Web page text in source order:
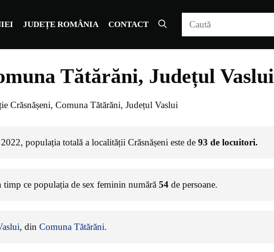
JUDEȚE ROMÂNIA CONTACT
Tătărăni, Județul Vaslui
Crăsnășeni, Comuna Tătărăni, Județul Vaslui
populația totală a localității Crăsnășeni este de 93 de locuitori.
timp ce populația de sex feminin numără 54 de persoane.
, din Comuna Tătărăni.